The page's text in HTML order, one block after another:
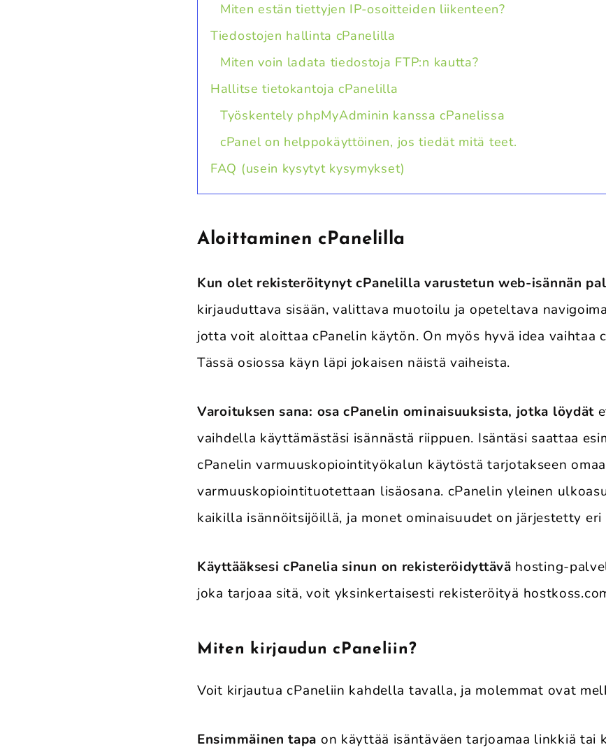
Miten estän tiettyjen IP-osoitteiden liikenteen?
Tiedostojen hallinta cPanelilla
Miten voin ladata tiedostoja FTP:n kautta?
Hallitse tietokantoja cPanelilla
Työskentely phpMyAdminin kanssa cPanelissa
cPanel on helppokäyttöinen, jos tiedät mitä teet.
FAQ (usein kysytyt kysymykset)
Aloittaminen cPanelilla
Kun olet rekisteröitynyt cPanelilla varustetun web-isännän
kirjauduttava sisään, valittava muotoilu ja opeteltava
jotta voit aloittaa cPanelin käytön. On myös hyvä idea vaihtaa
Tässä osiossa käyn läpi jokaisen näistä vaiheista.
Varoituksen sana: osa cPanelin ominaisuuksista, jotka löydät
vaihdella käyttämästäsi isännästä riippuen. Isäntäsi saattaa
cPanelin varmuuskopiointityökalun käytöstä tarjotakseen omaa
varmuuskopiointituotettaan lisäosana. cPanelin yleinen
kaikilla isännöitsijöillä, ja monet ominaisuudet on järjestetty
Käyttääksesi cPanelia sinun on rekisteröidyttävä hosting-
joka tarjoaa sitä, voit yksinkertaisesti rekisteröityä
Miten kirjaudun cPaneliin?
Voit kirjautua cPaneliin kahdella tavalla, ja molemmat ovat
Ensimmäinen tapa on käyttää isäntäväen tarjoamaa linkkiä tai